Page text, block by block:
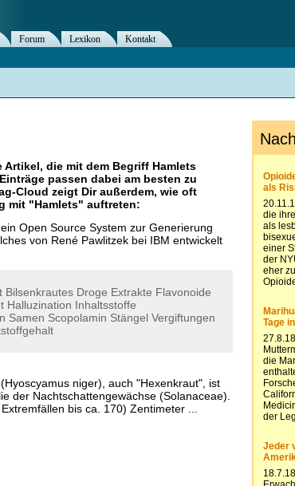
Artikel, die mit dem Begriff Hamlets
passen dabei am besten zu
Cloud zeigt Dir außerdem, wie oft
mit "Hamlets" auftreten:
Open Source System zur Generierung
von René Pawlitzek bei IBM entwickelt
Bilsenkrautes Droge Extrakte Flavonoide
Halluzination Inhaltsstoffe
Samen Scopolamin Stängel Vergiftungen
niger), auch "Hexenkraut", ist
der Nachtschattengewächse (Solanaceae).
bis ca. 170) Zentimeter ...
Forum Lexikon
Kontakt